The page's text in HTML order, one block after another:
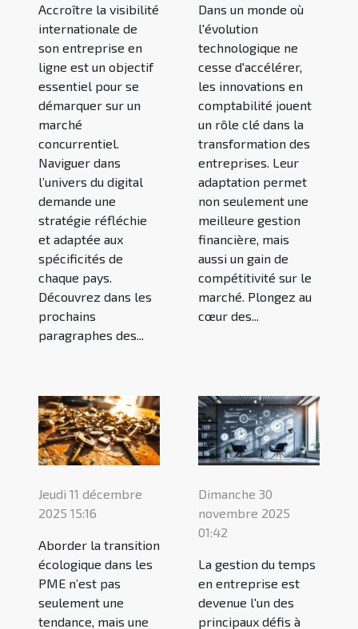
Accroître la visibilité
internationale de
son entreprise en
ligne est un objectif
essentiel pour se
démarquer sur un
marché
concurrentiel.
Naviguer dans
l’univers du digital
demande une
stratégie réfléchie
et adaptée aux
spécificités de
chaque pays.
Découvrez dans les
prochains
paragraphes des...
Dans un monde où
l'évolution
technologique ne
cesse d'accélérer,
les innovations en
comptabilité jouent
un rôle clé dans la
transformation des
entreprises. Leur
adaptation permet
non seulement une
meilleure gestion
financière, mais
aussi un gain de
compétitivité sur le
marché. Plongez au
cœur des...
Jeudi 11 décembre
2025 15:16
Aborder la transition
écologique dans les
PME n’est pas
seulement une
tendance, mais une
Dimanche 30
novembre 2025
01:42
La gestion du temps
en entreprise est
devenue l'un des
principaux défis à